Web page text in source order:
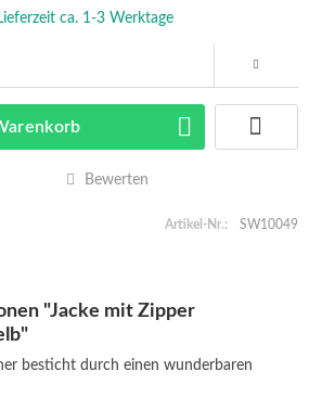
ca. 1-3 Werktage
Bewerten
Artikel-Nr.: SW10049
"Jacke mit Zipper
besticht durch einen wunderbaren